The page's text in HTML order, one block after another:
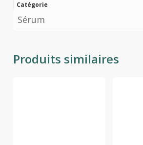
Catégorie
Sérum
Produits similaires